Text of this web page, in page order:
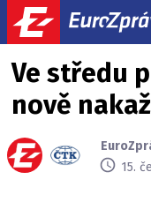
Ve středu
nově
15.